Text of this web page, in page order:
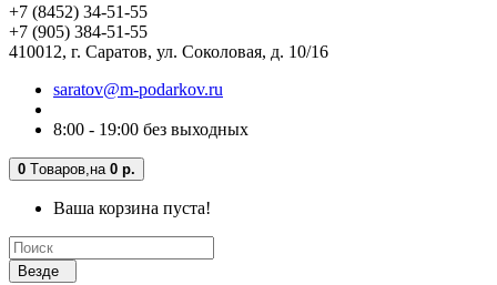
+7 (8452) 34-51-55
+7 (905) 384-51-55
410012, г. Саратов, ул. Соколовая, д. 10/16
saratov@m-podarkov.ru
8:00 - 19:00 без выходных
0 Tоваров, на 0 р.
Ваша корзина пуста!
Везде